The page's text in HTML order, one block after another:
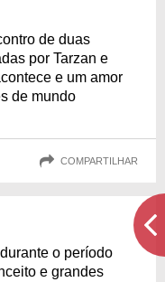
de duas
por Tarzan e
e um amor
de mundo
COMPARTILHAR
o período
e grandes